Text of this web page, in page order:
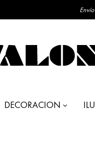
DECORACION